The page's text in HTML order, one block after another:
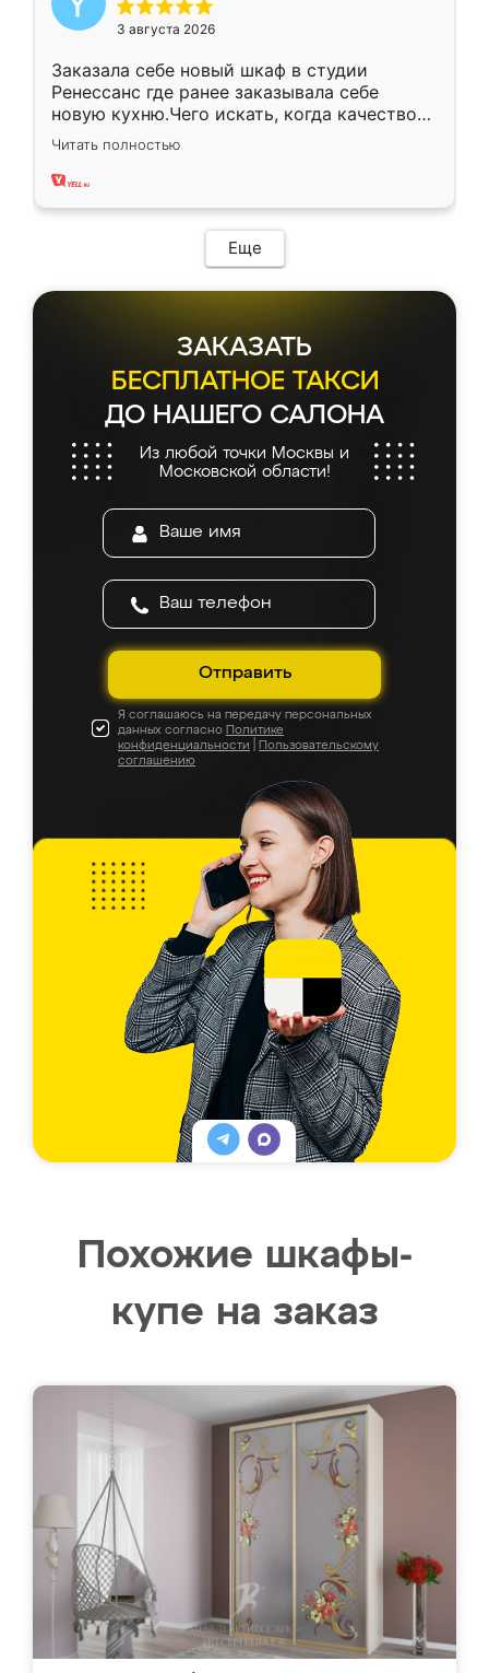
3 августа 2026
Заказала себе новый шкаф в студии
Ренессанс где ранее заказывала себе
новую кухню.Чего искать, когда качеством
вполне довольна. Служит кухня уже почти
два года, нареканий нет.
Читать полностью
Еще
ЗАКАЗАТЬ
БЕСПЛАТНОЕ ТАКСИ
ДО НАШЕГО САЛОНА
Из любой точки Москвы и
Московской области!
Отправить
Я соглашаюсь на передачу персональных
данных согласно Политике
конфиденциальности
Пользовательскому
соглашению
Похожие шкафы-
купе на заказ